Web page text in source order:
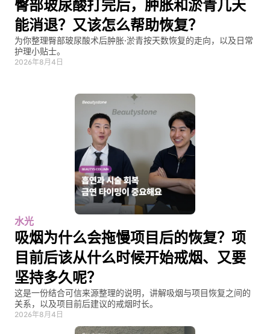
臀部玻尿酸打完后，肿胀和淤青几天
能消退？又该怎么帮助恢复？
为你整理臀部玻尿酸术后肿胀·淤青按天数恢复的走向，以及日常
护理小贴士。
2026年8月4日
水光
吸烟为什么会拖慢项目后的恢复？项
目前后该从什么时候开始戒烟、又要
坚持多久呢？
这是一份结合可信来源整理的说明，讲解吸烟与项目恢复之间的
关系，以及项目前后建议的戒烟时长。
2026年8月4日